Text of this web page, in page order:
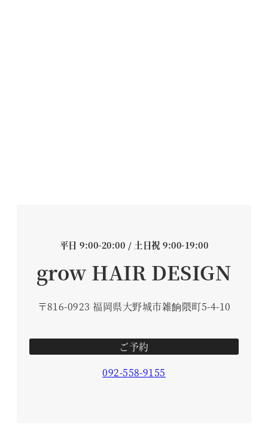
平日 9:00-20:00 / 土日祝 9:00-19:00
grow HAIR DESIGN
〒816-0923 福岡県大野城市雑餉隈町5-4-10
ご予約
092-558-9155